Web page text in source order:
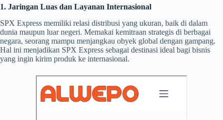
1. Jaringan Luas dan Layanan Internasional
SPX Express memiliki relasi distribusi yang ukuran, baik di dalam
dunia maupun luar negeri. Memakai kemitraan strategis di berbagai
negara, seorang mampu menjangkau obyek global dengan gampang.
Hal ini menjadikan SPX Express sebagai destinasi ideal bagi bisnis
yang ingin kirim produk ke internasional.